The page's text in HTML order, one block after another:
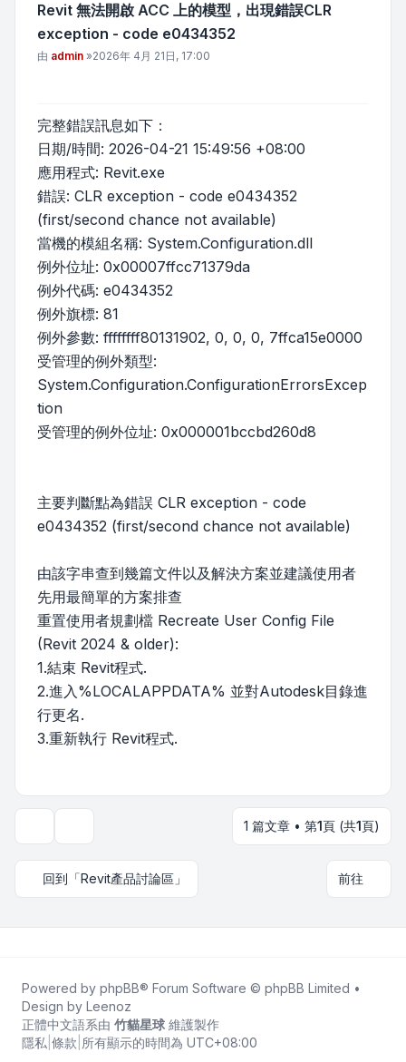
Revit 無法開啟 ACC 上的模型，出現錯誤CLR
exception - code e0434352
文章
由 admin »2026年 4月 21日, 17:00
完整錯誤訊息如下：
日期/時間: 2026-04-21 15:49:56 +08:00
應用程式: Revit.exe
錯誤: CLR exception - code e0434352
(first/second chance not available)
當機的模組名稱: System.Configuration.dll
例外位址: 0x00007ffcc71379da
例外代碼: e0434352
例外旗標: 81
例外參數: ffffffff80131902, 0, 0, 0, 7ffca15e0000
受管理的例外類型:
System.Configuration.ConfigurationErrorsExcep
tion
受管理的例外位址: 0x000001bccbd260d8
主要判斷點為錯誤 CLR exception - code
e0434352 (first/second chance not available)
由該字串查到幾篇文件以及解決方案並建議使用者
先用最簡單的方案排查
重置使用者規劃檔 Recreate User Config File
(Revit 2024 & older):
1.結束 Revit程式.
2.進入%LOCALAPPDATA% 並對Autodesk目錄進
行更名.
3.重新執行 Revit程式.
1 篇文章 • 第1頁 (共1頁)
回到「Revit產品討論區」 前往
Powered by phpBB® Forum Software © phpBB Limited •
Design by Leenoz
正體中文語系由 竹貓星球 維護製作
隱私 條款 所有顯示的時間為 UTC+08:00